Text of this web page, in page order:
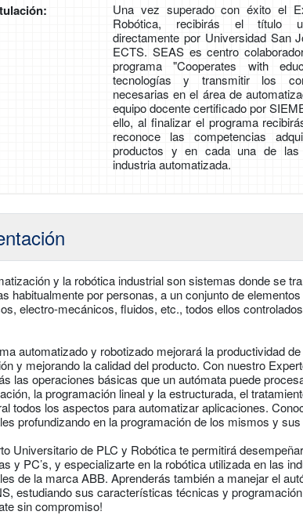
Una vez superado con éxito el
Robótica, recibirás el título
directamente por Universidad San
ECTS. SEAS es centro
programa "Cooperates with
tecnologías y transmitir los
necesarias en el área de
equipo docente certificado por
ello, al finalizar el programa
reconoce las competencias
productos y en cada una de las
industria automatizada.
y la robótica industrial son sistemas donde se
habitualmente por personas, a un conjunto de
electro-mecánicos, fluidos, etc., todos ellos
automatizado y robotizado mejorará la productividad
y mejorando la calidad del producto. Con nuestro
las operaciones básicas que un autómata puede
la programación lineal y la estructurada, el
todos los aspectos para automatizar aplicaciones.
profundizando en la programación de los mismos y
Universitario de PLC y Robótica te permitirá
y PC’s, y especializarte en la robótica utilizada en las
de la marca ABB. Aprenderás también a manejar el
estudiando sus características técnicas y
sin compromiso!